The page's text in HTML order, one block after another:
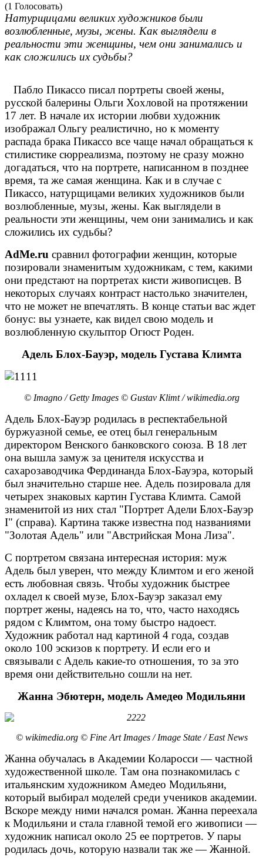
(1 Голосовать)
Натурщицами великих художников были
возлюбленные, музы, жены. Как выглядели в
реальности эти женщины, чем они занимались и
как сложились их судьбы?
Пабло Пикассо писал портреты своей жены,
русской балерины Ольги Хохловой на протяжении
17 лет. В начале их истории любви художник
изображал Ольгу реалистично, но к моменту
распада брака Пикассо все чаще начал обращаться к
стилистике сюрреализма, поэтому не сразу можно
догадаться, что на портрете, написанном в позднее
время, та же самая женщина. Как и в случае с
Пикассо, натурщицами великих художников были
возлюбленные, музы, жены. Как выглядели в
реальности эти женщины, чем они занимались и как
сложились их судьбы?
AdMe.ru сравнил фотографии женщин, которые
позировали знаменитым художникам, с тем, какими
они предстают на портретах кисти живописцев. В
некоторых случаях контраст настолько значителен,
что не может не впечатлять. В конце статьи вас ждет
бонус: вы узнаете, как видел свою модель и
возлюбленную скульптор Огюст Роден.
Адель Блох-Бауэр, модель Густава Климта
© Imagno / Getty Images © Gustav Klimt / wikimedia.org
Адель Блох-Бауэр родилась в респектабельной
буржуазной семье, ее отец был генеральным
директором Венского банковского союза. В 18 лет
она вышла замуж за ценителя искусства и
сахарозаводчика Фердинанда Блох-Бауэра, который
был значительно старше нее. Адель позировала для
четырех знаковых картин Густава Климта. Самой
знаменитой из них стал "Портрет Адели Блох-Бауэр
I" (справа). Картина также известна под названиями
"Золотая Адель" или "Австрийская Мона Лиза".
С портретом связана интересная история: муж
Адель был уверен, что между Климтом и его женой
есть любовная связь. Чтобы художник быстрее
охладел к своей музе, Блох-Бауэр заказал ему
портрет жены, надеясь на то, что, часто находясь
рядом с Климтом, она тому быстро надоест.
Художник работал над картиной 4 года, создав
около 100 эскизов к портрету. И если его и
связывали с Адель какие-то отношения, то за это
время они действительно сошли на нет.
Жанна Эбютерн, модель Амедео Модильяни
© wikimedia.org © Fine Art Images / Image State / East News
Жанна обучалась в Академии Коларосси — частной
художественной школе. Там она познакомилась с
итальянским художником Амедео Модильяни,
который выбирал моделей среди учеников академии.
Вскоре между ними начался роман. Жанна переехала
к Модильяни и стала главной темой его живописи —
художник написал около 25 ее портретов. У пары
родилась дочь, которую назвали так же — Жанной.